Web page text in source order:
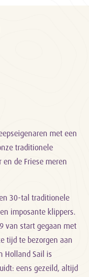
met een
traditionele
en de Friese meren
30-tal traditionele
imposante klippers.
van start gegaan met
tijd te bezorgen aan
Holland Sail is
eens gezeild, altijd